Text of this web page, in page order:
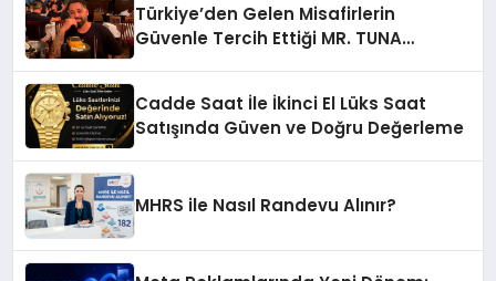
Türkiye’den Gelen Misafirlerin
Güvenle Tercih Ettiği MR. TUNA
Cadde Saat İle İkinci El Lüks Saat
Satışında Güven ve Doğru Değerleme
MHRS ile Nasıl Randevu Alınır?